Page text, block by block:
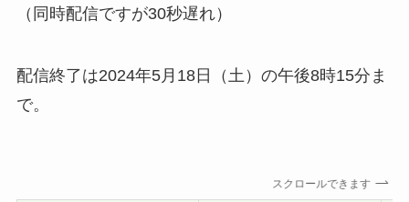
（同時配信ですが30秒遅れ）
配信終了は2024年5月18日（土）の午後8時15分ま
で。
スクロールできます